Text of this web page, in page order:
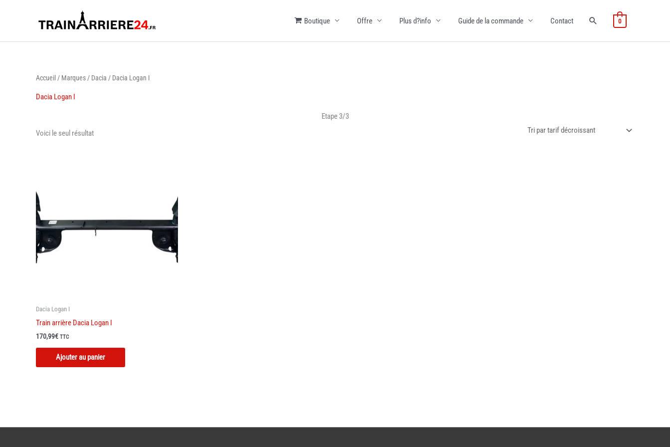
Boutique Offre Plus d?info Guide de la commande Contact 0
Accueil / Marques / Dacia / Dacia Logan I
Dacia Logan I
Etape 3/3
Voici le seul résultat
Dacia Logan I
Train arrière Dacia Logan I
170,99€ TTC
Ajouter au panier